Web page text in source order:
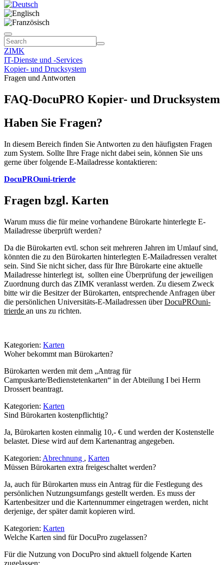
ZIMK
IT-Dienste und -Services
Kopier- und Drucksystem
Fragen und Antworten
FAQ-DocuPRO Kopier- und Drucksystem
Haben Sie Fragen?
In diesem Bereich finden Sie Antworten zu den häufigsten Fragen
zum System. Sollte Ihre Frage nicht dabei sein, können Sie uns
gerne über folgende E-Mailadresse kontaktieren:
DocuPROuni-trierde
Fragen bzgl. Karten
Warum muss die für meine vorhandene Bürokarte hinterlegte E-
Mailadresse überprüft werden?
Da die Bürokarten evtl. schon seit mehreren Jahren im Umlauf sind,
könnten die zu den Bürokarten hinterlegten E-Mailadressen veraltet
sein. Sind Sie nicht sicher, dass für Ihre Bürokarte eine aktuelle
Mailadresse hinterlegt ist, sollten eine Überprüfung der jeweiligen
Zuordnung durch das ZIMK veranlasst werden. Zu diesem Zweck
bitte wir die Besitzer der Bürokarten, entsprechende Anfragen über
die persönlichen Universitäts-E-Mailadressen überDocuPROuni-
trierde an uns zu richten.
Kategorien: Karten
Woher bekommt man Bürokarten?
Bürokarten werden mit dem „Antrag für
Campuskarte/Bedienstetenkarten“ in der Abteilung I bei Herrn
Drossert beantragt.
Kategorien: Karten
Sind Bürokarten kostenpflichtig?
Ja, Bürokarten kosten einmalig 10,- € und werden der Kostenstelle
belastet. Diese wird auf dem Kartenantrag angegeben.
Kategorien: Abrechnung , Karten
Müssen Bürokarten extra freigeschaltet werden?
Ja, auch für Bürokarten muss ein Antrag für die Festlegung des
persönlichen Nutzungsumfangs gestellt werden. Es muss der
Kartenbesitzer und die Kartennummer eingetragen werden, nicht
derjenige, der später damit kopieren wird.
Kategorien: Karten
Welche Karten sind für DocuPro zugelassen?
Für die Nutzung von DocuPro sind aktuell folgende Karten
zugelassen: